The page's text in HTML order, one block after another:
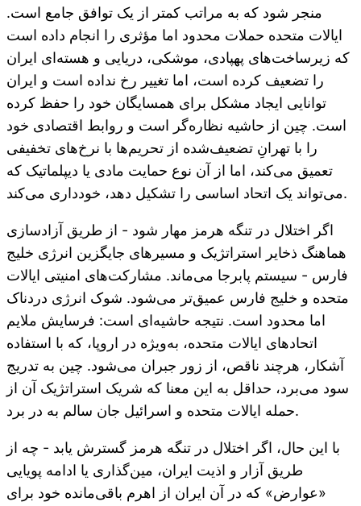
منجر شود که به مراتب کمتر از یک توافق جامع است.
ایالات متحده حملات محدود اما مؤثری را انجام داده است
که زیرساخت‌های پهپادی، موشکی، دریایی و هسته‌ای ایران
را تضعیف کرده است، اما تغییر رخ نداده است و ایران
توانایی ایجاد مشکل برای همسایگان خود را حفظ کرده
است. چین از حاشیه نظاره‌گر است و روابط اقتصادی خود
را با تهرانِ تضعیف‌شده از تحریم‌ها با نرخ‌های تخفیفی
تعمیق می‌کند، اما از آن نوع حمایت مادی یا دیپلماتیک که
می‌تواند یک اتحاد اساسی را تشکیل دهد، خودداری می‌کند.
اگر اختلال در تنگه هرمز مهار شود - از طریق آزادسازی
هماهنگ ذخایر استراتژیک و مسیرهای جایگزین انرژی خلیج
فارس - سیستم پابرجا می‌ماند. مشارکت‌های امنیتی ایالات
متحده و خلیج فارس عمیق‌تر می‌شود. شوک انرژی دردناک
اما محدود است. نتیجه حاشیه‌ای است: فرسایش ملایم
اتحادهای ایالات متحده، به‌ویژه در اروپا، که با استفاده
آشکار، هرچند ناقص، از زور جبران می‌شود. چین به تدریج
سود می‌برد، حداقل به این معنا که شریک استراتژیک آن از
حمله ایالات متحده و اسرائیل جان سالم به در برد.
با این حال، اگر اختلال در تنگه هرمز گسترش یابد - چه از
طریق آزار و اذیت ایران، مین‌گذاری یا ادامه پویایی
«عوارض» که در آن ایران از اهرم باقی‌مانده خود برای